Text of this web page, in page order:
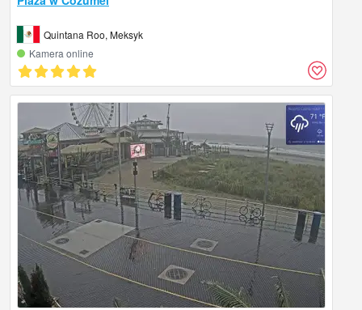
Quintana Roo, Meksyk
Kamera online